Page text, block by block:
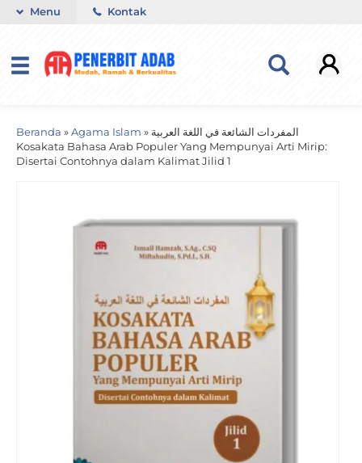
Menu Kontak
Beranda » Agama Islam » المفردات الشائعة في اللغة العربية
Kosakata Bahasa Arab Populer Yang Mempunyai Arti Mirip:
Disertai Contohnya dalam Kalimat Jilid 1